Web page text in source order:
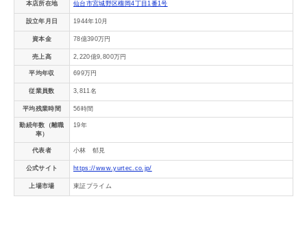
本店所在地 仙台市宮城野区榴岡4丁目1番1号
設立年月日 1944年10月
資本金 78億390万円
売上高 2,220億9,800万円
平均年収 699万円
従業員数 3,811名
平均残業時間 56時間
勤続年数（離職
率）
19年
代表者 小林 郁見
公式サイト https://www.yurtec.co.jp/
上場市場 東証プライム